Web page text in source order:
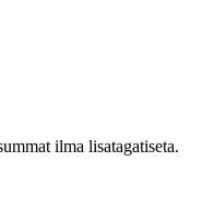
ilma lisatagatiseta.